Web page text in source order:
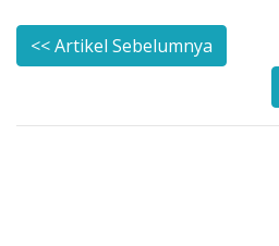
<< Artikel Sebelumnya